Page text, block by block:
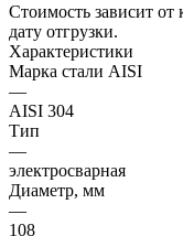
Стоимость зависит от
дату отгрузки.
Характеристики
Марка стали AISI
—
AISI 304
Тип
—
электросварная
Диаметр, мм
—
108